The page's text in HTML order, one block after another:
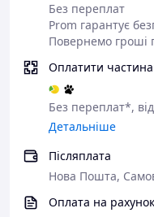
Без переплат
Prom гарантує
Повернемо гроші
Оплатити
Без переплат*,
Детальніше
Післяплата
Нова Пошта,
Оплата на рахунок